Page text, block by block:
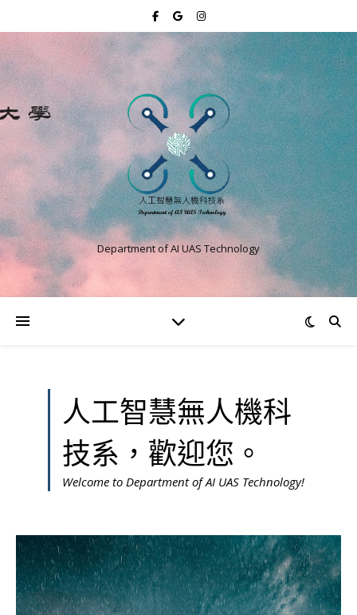
Department of AI UAS Technology
人工智慧無人機科
技系，歡迎您。
Welcome to Department of AI UAS Technology!